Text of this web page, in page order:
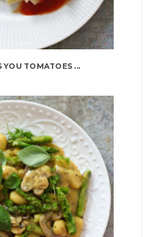
YOU TOMATOES ...